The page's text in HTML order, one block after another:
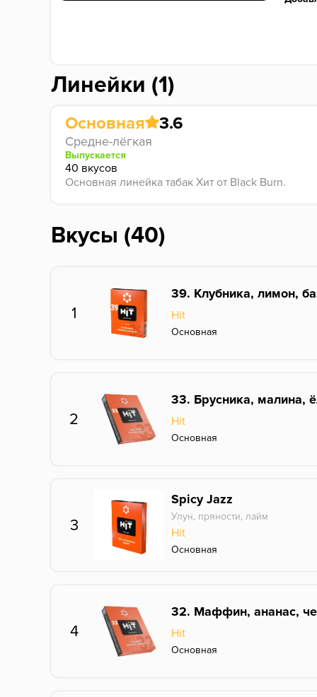
Линейки (1)
Основная 3.6
Средне-лёгкая
Выпускается
40 вкусов
Основная линейка табак Хит от Black Burn.
Вкусы (40)
1
39. Клубника, лимон,
Hit
Основная
2
33. Брусника, малина,
Hit
Основная
3
Spicy Jazz
Улун, пряности, лайм
Hit
Основная
4
32. Маффин, ананас,
Hit
Основная